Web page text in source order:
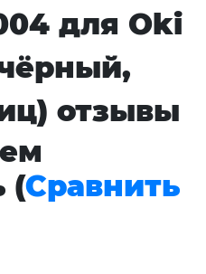
для Oki
отзывы
(Сравнить